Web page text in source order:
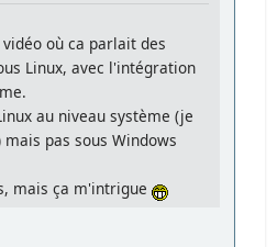
où ca parlait des
Linux, avec l'intégration
au niveau système (je
pas sous Windows
mais ça m'intrigue